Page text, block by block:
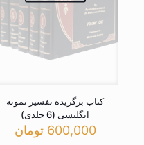
کتاب برگزیده تفسیر نمونه
انگلیسی (6 جلدی)
600,000 تومان